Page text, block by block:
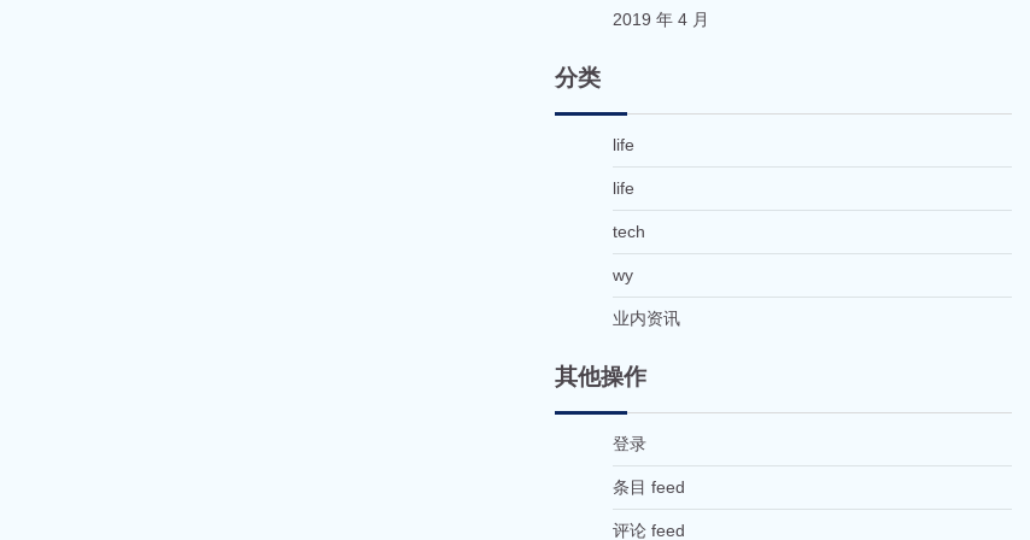
2019 年 4 月
分类
life
life
tech
wy
业内资讯
其他操作
登录
条目 feed
评论 feed